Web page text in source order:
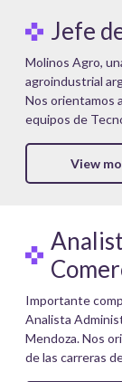
Jefe
Molinos Agro,
agroindustrial
Nos orientamos
equipos de
View
Importante
Analista
Mendoza. Nos
de las carreras